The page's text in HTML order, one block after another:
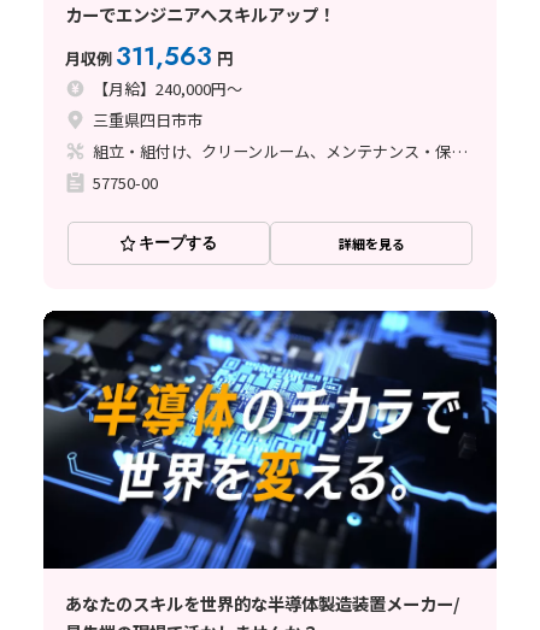
カーでエンジニアへスキルアップ！
月収例 311,563 円
【月給】240,000円～
三重県四日市市
組立・組付け、クリーンルーム、メンテナンス・保全、立ち作業、その他
57750-00
キープする 詳細を見る
あなたのスキルを世界的な半導体製造装置メーカー/